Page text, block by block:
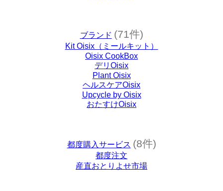
ブランド (71件)
Kit Oisix（ミールキット）
Oisix CookBox
デリOisix
Plant Oisix
ヘルスケアOisix
Upcycle by Oisix
おたすけOisix
都度購入サービス (8件)
都度注文
産直おとりよせ市場